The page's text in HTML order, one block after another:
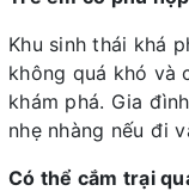
Khu sinh thái khá
không quá khó và
khám phá. Gia
nhẹ nhàng nếu đi
Có thể cắm trại